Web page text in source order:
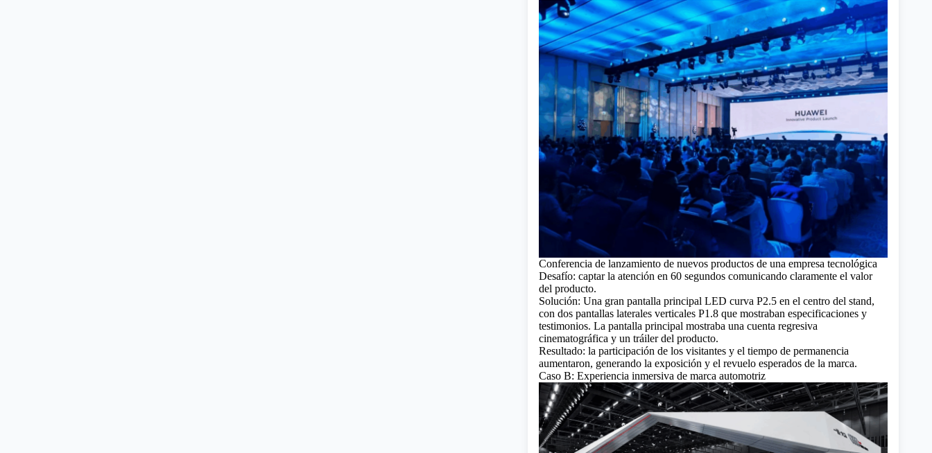
Conferencia de lanzamiento de nuevos productos de una empresa tecnológica
Desafío: captar la atención en 60 segundos comunicando claramente el valor
del producto.
Solución: Una gran pantalla principal LED curva P2.5 en el centro del stand,
con dos pantallas laterales verticales P1.8 que mostraban especificaciones y
testimonios. La pantalla principal mostraba una cuenta regresiva
cinematográfica y un tráiler del producto.
Resultado: la participación de los visitantes y el tiempo de permanencia
aumentaron, generando la exposición y el revuelo esperados de la marca.
Caso B: Experiencia inmersiva de marca automotriz